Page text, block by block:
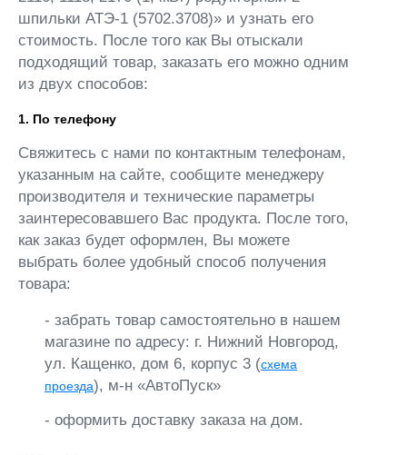
шпильки АТЭ-1 (5702.3708)» и узнать его
стоимость. После того как Вы отыскали
подходящий товар, заказать его можно одним
из двух способов:
1. По телефону
Свяжитесь с нами по контактным телефонам,
указанным на сайте, сообщите менеджеру
производителя и технические параметры
заинтересовавшего Вас продукта. После того,
как заказ будет оформлен, Вы можете
выбрать более удобный способ получения
товара:
- забрать товар самостоятельно в нашем
магазине по адресу: г. Нижний Новгород,
ул. Кащенко, дом 6, корпус 3 (схема
проезда), м-н «АвтоПуск»
- оформить доставку заказа на дом.